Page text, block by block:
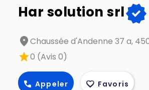
Har solution srlverified
location_onChaussée d'Andenne 37 a,
star0 (Avis 0)
call Appeler favorite Favoris